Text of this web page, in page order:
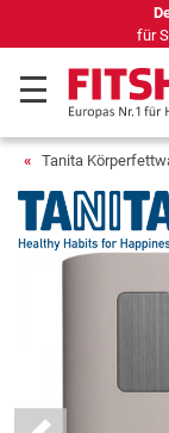
Seit
Tanita